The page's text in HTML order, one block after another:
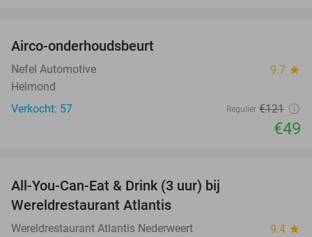
Airco-onderhoudsbeurt
Nefel Automotive 9.7 star
Helmond
Verkocht: 57
Regulier €121
€49
All-You-Can-Eat & Drink (3 uur) bij
Wereldrestaurant Atlantis
Wereldrestaurant Atlantis Nederweert 9.4 star